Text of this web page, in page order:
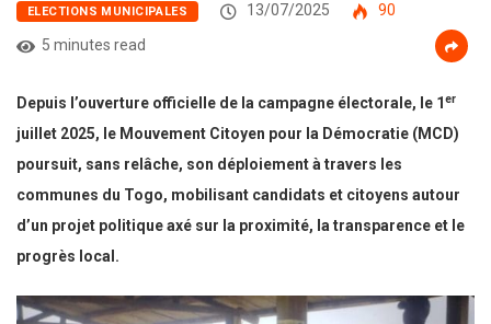
ELECTIONS MUNICIPALES 13/07/2025
90
5 minutes read
Depuis l’ouverture officielle de la campagne électorale, le 1 er
juillet 2025, le Mouvement Citoyen pour la Démocratie (MCD)
poursuit, sans relâche, son déploiement à travers les
communes du Togo, mobilisant candidats et citoyens autour
d’un projet politique axé sur la proximité, la transparence et le
progrès local.